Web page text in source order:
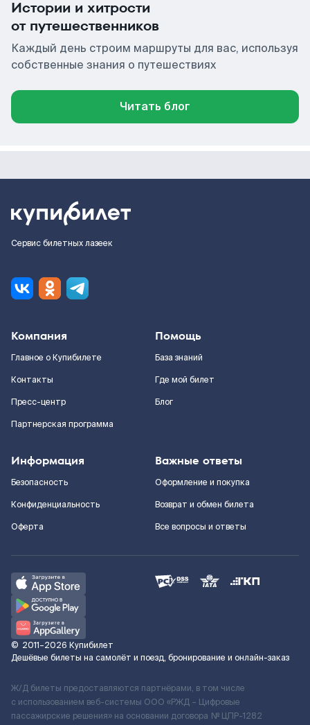
Истории и хитрости
от путешественников
Каждый день строим маршруты для вас, используя
собственные знания о путешествиях
Читать блог
Сервис билетных лазеек
Компания
Главное о Купибилете
Контакты
Пресс-центр
Партнерская программа
Помощь
База знаний
Где мой билет
Блог
Информация
Безопасность
Конфиденциальность
Оферта
Важные ответы
Оформление и покупка
Возврат и обмен билета
Все вопросы и ответы
© 2011–2026 Купибилет
Дешёвые билеты на самолёт и поезд, бронирование и онлайн-заказ
Ж/Д билеты предоставляются партнёрами, в том числе
с использованием веб-системы ООО «РЖД – Цифровые
пассажирские решения» на основании договора № ЦПР-1282